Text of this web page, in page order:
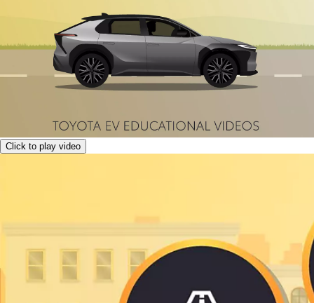
Click to play video